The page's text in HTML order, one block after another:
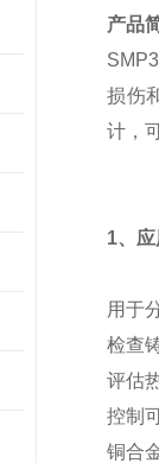
产品
损伤
计，
1、
用于
检查
评估
控制
铜合